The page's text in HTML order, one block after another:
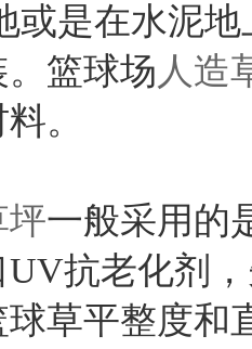
或是在水泥
篮球场 人造
。
坪一般采用的
抗老化剂
草平整度和